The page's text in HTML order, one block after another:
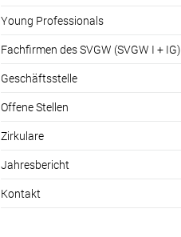
Young Professionals
Fachfirmen des SVGW (SVGW I + IG)
Geschäftsstelle
Offene Stellen
Zirkulare
Jahresbericht
Kontakt